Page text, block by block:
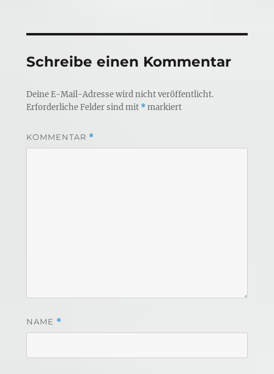
Schreibe einen Kommentar
Deine E-Mail-Adresse wird nicht veröffentlicht.
Erforderliche Felder sind mit *markiert
KOMMENTAR *
NAME *